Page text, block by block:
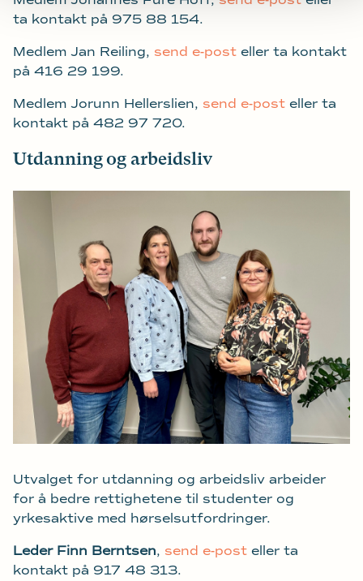
ta kontakt på 975 88 154.
Medlem Jan Reiling, send e-post eller ta kontakt
på 416 29 199.
Medlem Jorunn Hellerslien, send e-post eller ta
kontakt på 482 97 720.
Utdanning og arbeidsliv
Utvalget for utdanning og arbeidsliv arbeider
for å bedre rettighetene til studenter og
yrkesaktive med hørselsutfordringer.
Leder Finn Berntsen, send e-post eller ta
kontakt på 917 48 313.